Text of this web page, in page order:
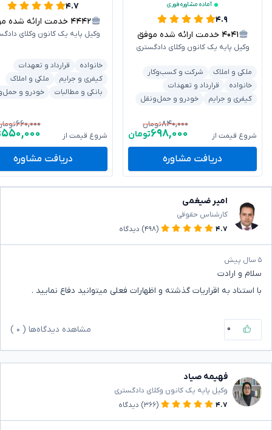
آماده مشاوره فوری
۴.۹
۴۰۴۱ خدمت ارائه شده موفق
وکیل پایه یک کانون وکلای دادگستری
ملکی و املاک
شرکت و کسب‌وکار
خانواده
قرارداد و تعهدات
کیفری و جرایم
خودرو و حمل‌ونقل
شروع قیمت از
۸۴۰,۰۰۰تومان
۶۹۸,۰۰۰تومان
دریافت مشاوره
۴.۷
۴۴۴۲ خدمت ارائه شده موفق
وکیل پایه یک کانون وکلای
خانواده
قرارداد و تعهدات
کیفری و جرایم
ملکی و املاک
بانکی و مطالبات
خودرو و
شروع قیمت از
۶۶۰,۰۰۰
۵۵۰,۰۰۰
دریافت مشاوره
امیر ضیغمی
کارشناس حقوقی
۴.۷
(۴۹۸) دیدگاه
۵ سال پیش
سلام و ارادت
با استناد به اقراریات گذشته و اظهارات فعلی میتوانید دفاع نمایید .
۰ مشاهده دیدگاه‌ها ( ۰
فهیمه صیاد
وکیل پایه یک کانون وکلای دادگستری
۴.۷
(۳۶۶) دیدگاه